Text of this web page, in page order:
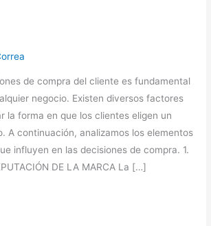
de compra del cliente es fundamental
negocio. Existen diversos factores
la forma en que los clientes eligen un
A continuación, analizamos los elementos
influyen en las decisiones de compra. 1.
DE LA MARCA La […]